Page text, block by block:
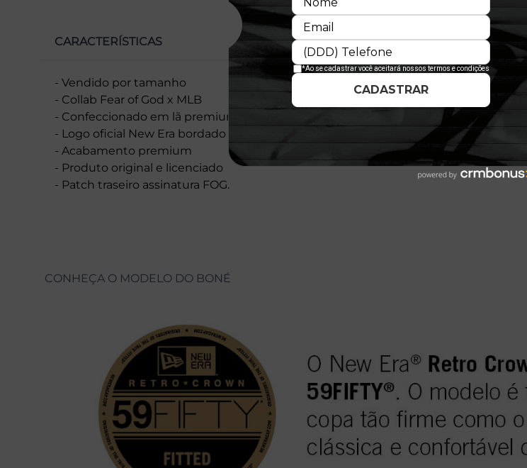
CARACTERÍSTICAS
- Vendido por tamanho
- Collab Fear of God x MLB
- Confeccionado em lã premium
- Logo oficial New Era bordado lateral
- Acabamento premium
- Produto original e licenciado
- Patch traseiro assinatura FOG.
CONHEÇA O MODELO DO BONÉ